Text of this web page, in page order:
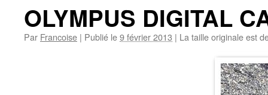
OLYMPUS DIGITAL
Par Francoise | Publié le9 février 2013 | La taille originale est